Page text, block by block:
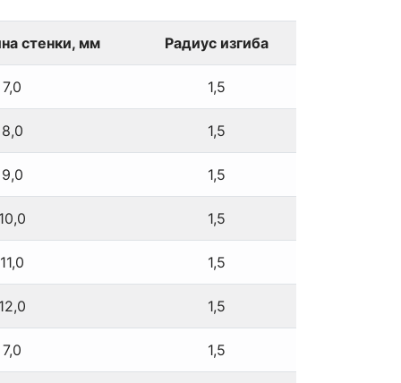
стенки, мм Радиус изгиба
7,0 1,5
8,0 1,5
9,0 1,5
1,5
11,0 1,5
1,5
7,0 1,5